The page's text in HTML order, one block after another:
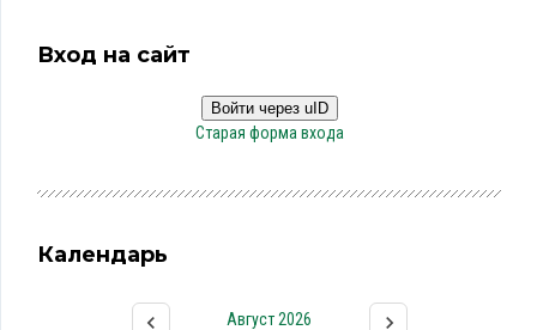
Вход на сайт
Войти через uID
Старая форма входа
Календарь
Август 2026